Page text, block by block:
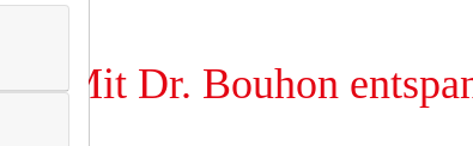
Mit Dr. Bouhon